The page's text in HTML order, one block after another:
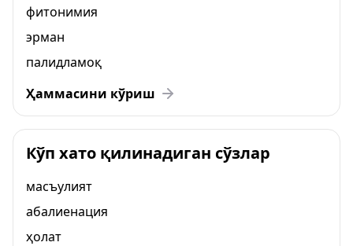
фитонимия
эрман
палидламоқ
Ҳаммасини кўриш
Кўп хато қилинадиган сўзлар
масъулият
абалиенация
ҳолат